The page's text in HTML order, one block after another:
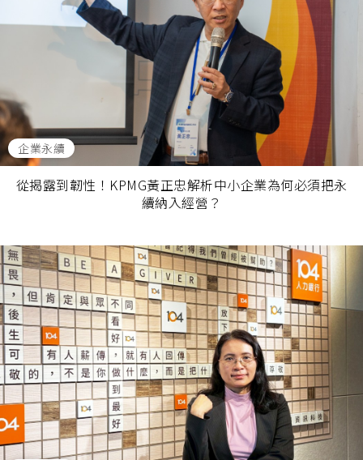
企業永續
從揭露到韌性！KPMG黃正忠解析中小企業為何必須把永
續納入經營？